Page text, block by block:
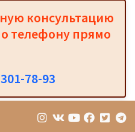
консультацию
телефону прямо
78-93